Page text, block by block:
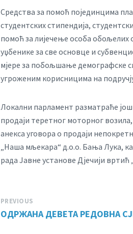
Средства за помоћ појединцима
студентских стипендија,
помоћ за лијечење особа обољелих
уџбенике за све основце и
мјере за побољшање демографске
угроженим корисницима на
Локални парламент разматраће
продаји теретног моторног
анекса уговора о продаји
„Наша мљекара“ д.о.о. Бања Лука,
рада Јавне установе Дјечији
PREVIOUS
ОДРЖАНА ДЕВЕТА РЕДОВНА